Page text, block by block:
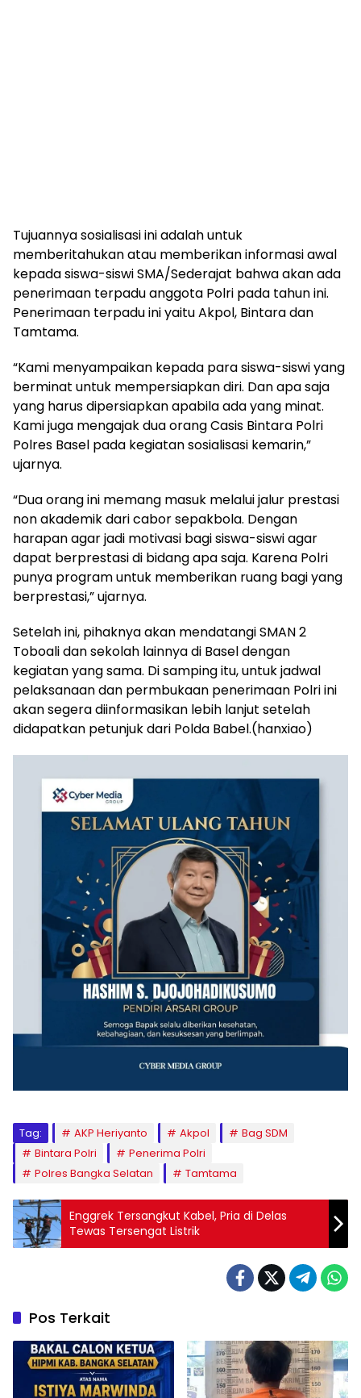
Tujuannya sosialisasi ini adalah untuk
memberitahukan atau memberikan informasi awal
kepada siswa-siswi SMA/Sederajat bahwa akan ada
penerimaan terpadu anggota Polri pada tahun ini.
Penerimaan terpadu ini yaitu Akpol, Bintara dan
Tamtama.
“Kami menyampaikan kepada para siswa-siswi yang
berminat untuk mempersiapkan diri. Dan apa saja
yang harus dipersiapkan apabila ada yang minat.
Kami juga mengajak dua orang Casis Bintara Polri
Polres Basel pada kegiatan sosialisasi kemarin,”
ujarnya.
“Dua orang ini memang masuk melalui jalur prestasi
non akademik dari cabor sepakbola. Dengan
harapan agar jadi motivasi bagi siswa-siswi agar
dapat berprestasi di bidang apa saja. Karena Polri
punya program untuk memberikan ruang bagi yang
berprestasi,” ujarnya.
Setelah ini, pihaknya akan mendatangi SMAN 2
Toboali dan sekolah lainnya di Basel dengan
kegiatan yang sama. Di samping itu, untuk jadwal
pelaksanaan dan permbukaan penerimaan Polri ini
akan segera diinformasikan lebih lanjut setelah
didapatkan petunjuk dari Polda Babel.(hanxiao)
Tag: AKP Heriyanto Akpol
Bag SDM
Bintara Polri
Penerima Polri
Polres Bangka Selatan
Tamtama
Enggrek Tersangkut Kabel, Pria di Delas
Tewas Tersengat Listrik
Pos Terkait